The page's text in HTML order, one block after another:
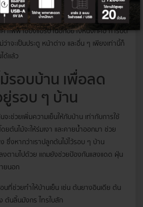
องบ้านทุกวันนี้ ส่วนมากจะมาจากเครื่องปรับ
าสามารถลดการทำงานของแอร์ได้ ค่าไฟก็จะ
าไฟฟ้าของแอร์บ้านอีกอย่างหนึ่งก็คือ การปิด
าจะเป็นประตู หน้าต่าง และอื่น ๆ เพียงเท่านี้ก็
ด้แล้ว
รอบบ้าน เพื่อลด
อบ ๆ บ้าน
ะช่วยเพิ่มความเย็นให้กับบ้าน เท่ากับการใช้
ยต้นไม้จะให้ร่มเงา และคายน้ำออกมา ช่วย
ซึ่งหากว่าเราปลูกต้นไม้ไว้รอบ ๆ บ้าน
ตามไปด้วย แถมยังช่วยป้องกันแสงแดด ฝุ่น
ยนอก
ที่ช่วยทำให้บ้านเย็น เช่น ต้นยางอินเดีย ต้น
ต้นลิ้นมังกร ไทรใบสัก